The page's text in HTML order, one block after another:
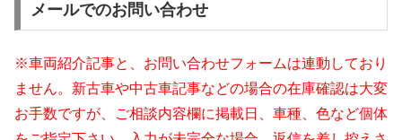
メールでのお問い合わせ
※車両紹介記事と、お問い合わせフォームは連動しており
ません。新古車や中古車記事などの場合の在庫確認は大変
お手数ですが、ご相談内容欄に掲載日、車種、色など個体